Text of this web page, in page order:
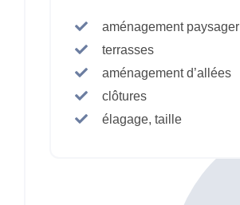
aménagement paysager
terrasses
aménagement d’allées
clôtures
élagage, taille